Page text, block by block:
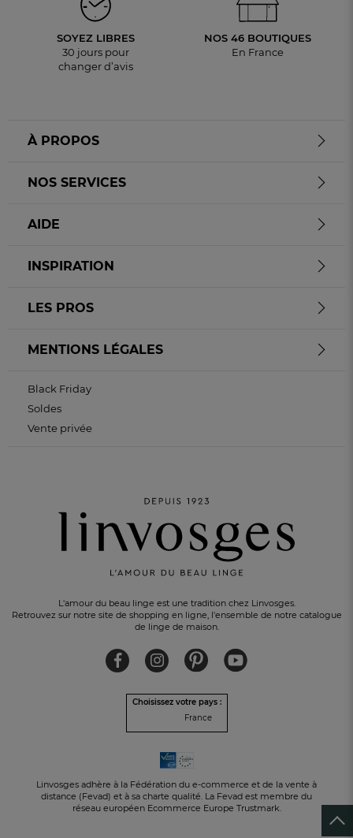
SOYEZ LIBRES
30 jours pour
changer d’avis
NOS 46 BOUTIQUES
En France
L'amour du beau linge est une tradition chez Linvosges.
Retrouvez sur notre site de shopping en ligne, l'ensemble de notre catalogue
de linge de maison.
Choisissez votre pays :
France
Linvosges adhère à la Fédération du e-commerce et de la vente à
distance (Fevad) et à sa charte qualité. La Fevad est membre du
réseau européen Ecommerce Europe Trustmark.
À PROPOS
NOS SERVICES
AIDE
INSPIRATION
LES PROS
MENTIONS LÉGALES
Black Friday
Soldes
Vente privée